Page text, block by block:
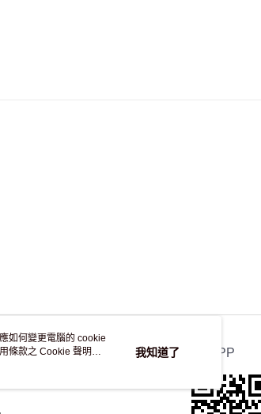
官方APP
如何變更電腦的 cookie
條款之 Cookie 聲明使
我知道了